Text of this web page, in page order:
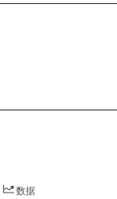
数据